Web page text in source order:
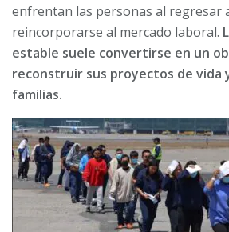
enfrentan las personas al regresar
reincorporarse al mercado laboral.
estable suele convertirse en un
reconstruir sus proyectos de vida
familias.